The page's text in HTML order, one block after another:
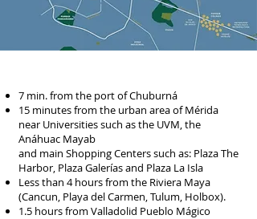
7 min. from the port of Chuburná
15 minutes from the urban area of Mérida
near Universities such as the UVM, the
Anáhuac Mayab
and main Shopping Centers such as: Plaza The
Harbor, Plaza Galerías and Plaza La Isla
Less than 4 hours from the Riviera Maya
(Cancun, Playa del Carmen, Tulum, Holbox).
1.5 hours from Valladolid Pueblo Mágico